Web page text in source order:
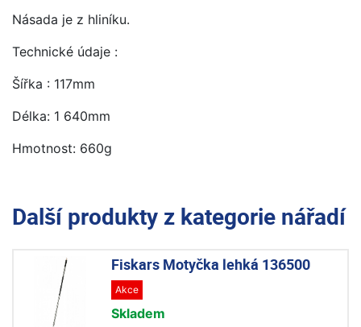
Násada je z hliníku.
Technické údaje :
Šířka : 117mm
Délka: 1 640mm
Hmotnost: 660g
Další produkty z kategorie nářadí
Fiskars Motyčka lehká 136500
Akce
Skladem